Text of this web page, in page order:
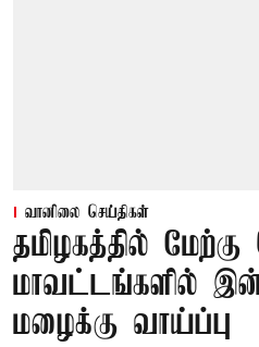
வானிலை செய்திகள்
தமிழகத்தில்
மாவட்டங்களில்
மழைக்கு வாய்ப்பு